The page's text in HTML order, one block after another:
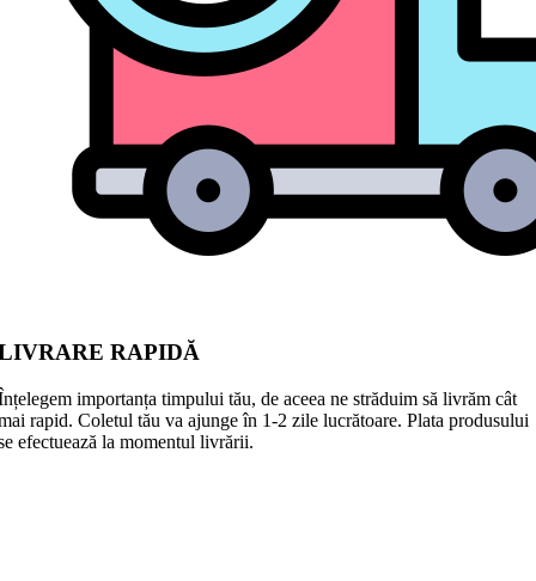
RAPIDĂ
importanța timpului tău, de aceea ne străduim să livrăm cât
rapid. Coletul tău va ajunge în 1-2 zile lucrătoare. Plata produsului
efectuează la momentul livrării.